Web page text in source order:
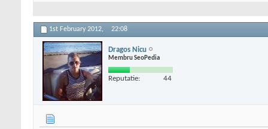
1st February 2012, 22:08
Dragos Nicu
Membru SeoPedia
Reputatie: 44